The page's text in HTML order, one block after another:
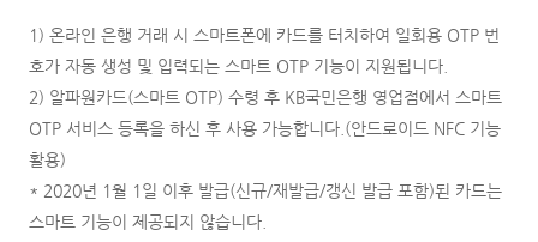
1) 온라인 은행 거래 시 스마트폰에 카드를 터치하여 일회용 OTP 번
호가 자동 생성 및 입력되는 스마트 OTP 기능이 지원됩니다.
2) 알파원카드(스마트 OTP) 수령 후 KB국민은행 영업점에서 스마트
OTP 서비스 등록을 하신 후 사용 가능합니다.(안드로이드 NFC 기능
활용)
* 2020년 1월 1일 이후 발급(신규/재발급/갱신 발급 포함)된 카드는
스마트 기능이 제공되지 않습니다.